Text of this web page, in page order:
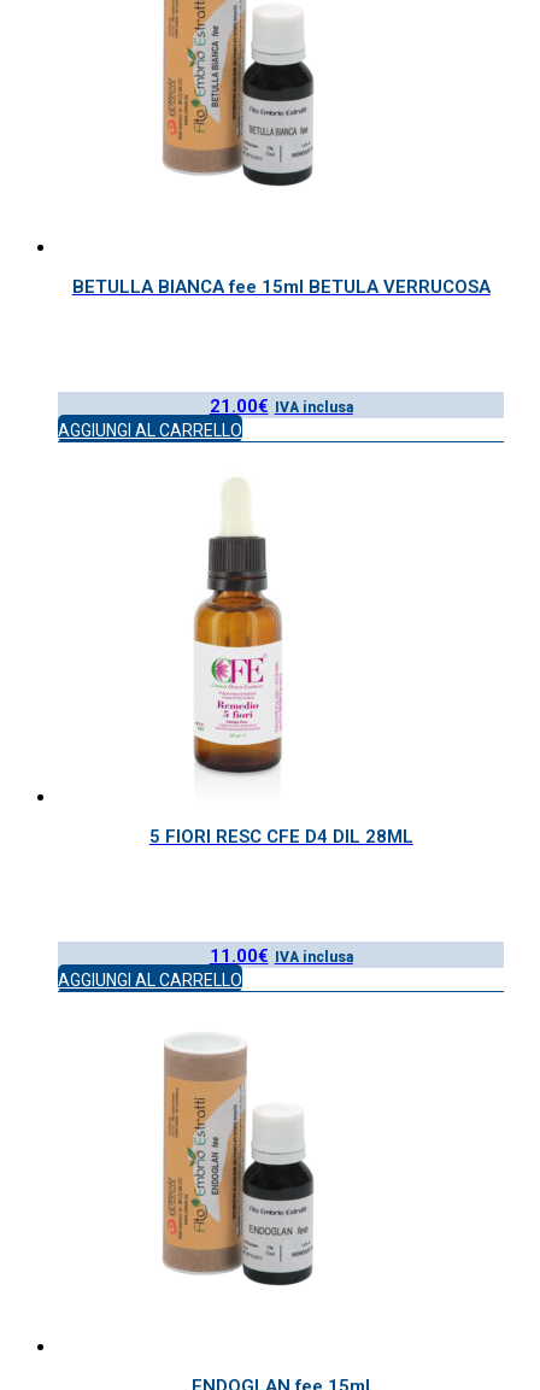
BETULLA BIANCA fee 15ml BETULA VERRUCOSA
21.00€ IVA inclusa
AGGIUNGI AL CARRELLO
5 FIORI RESC CFE D4 DIL 28ML
11.00€ IVA inclusa
AGGIUNGI AL CARRELLO